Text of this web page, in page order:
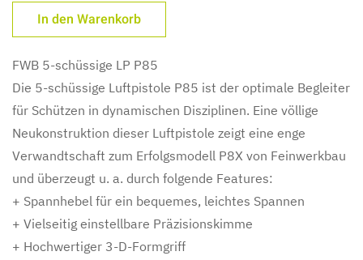
FWB 5-schüssige LP P85
Die 5-schüssige Luftpistole P85 ist der optimale Begleiter
für Schützen in dynamischen Disziplinen. Eine völlige
Neukonstruktion dieser Luftpistole zeigt eine enge
Verwandtschaft zum Erfolgsmodell P8X von Feinwerkbau
und überzeugt u. a. durch folgende Features:
+ Spannhebel für ein bequemes, leichtes Spannen
+ Vielseitig einstellbare Präzisionskimme
+ Hochwertiger 3-D-Formgriff